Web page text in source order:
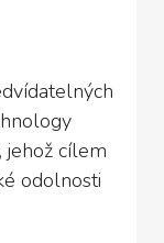
, jehož cílem
odolnosti